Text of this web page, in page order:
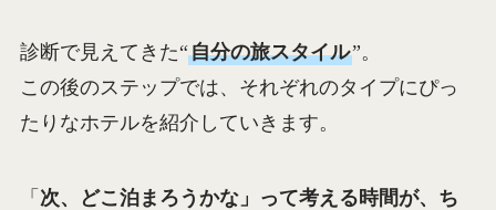
診断で見えてきた“自分の旅スタイル”。
この後のステップでは、それぞれのタイプにぴっ
たりなホテルを紹介していきます。
「 次、どこ泊まろうかな」って考える時間が、ち